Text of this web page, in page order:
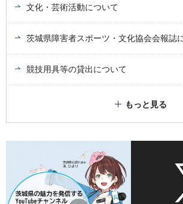
文化・芸術活動について
茨城県障害者スポーツ・文化協会会報誌
競技用具等の貸出について
もっと見る